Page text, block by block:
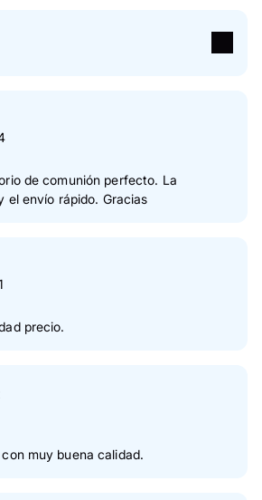
de comunión perfecto. La
el envío rápido. Gracias
precio.
muy buena calidad.